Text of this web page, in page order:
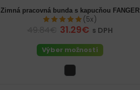
52 (L) pánske 56 (XL) pánske 62 (3XL) pánske
Zimná pracovná bunda s kapucňou FANGER
(5x)
31.29€ s DPH
Výber možností